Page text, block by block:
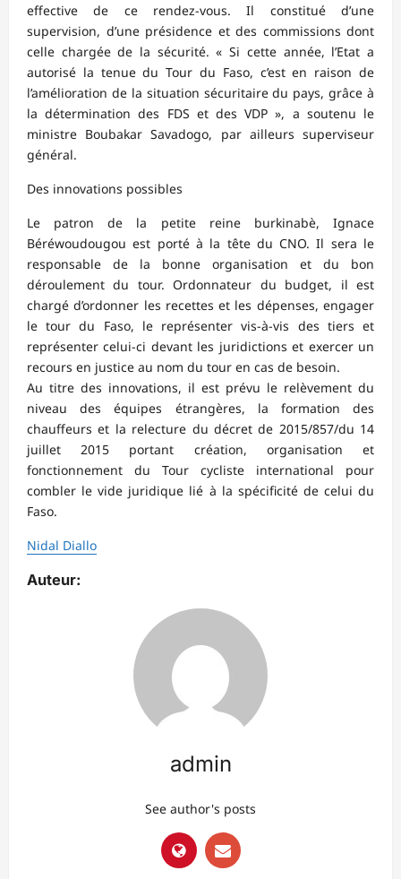
effective de ce rendez-vous. Il constitué d’une
supervision, d’une présidence et des commissions dont
celle chargée de la sécurité. « Si cette année, l’Etat a
autorisé la tenue du Tour du Faso, c’est en raison de
l’amélioration de la situation sécuritaire du pays, grâce à
la détermination des FDS et des VDP », a soutenu le
ministre Boubakar Savadogo, par ailleurs superviseur
général.
Des innovations possibles
Le patron de la petite reine burkinabè, Ignace
Béréwoudougou est porté à la tête du CNO. Il sera le
responsable de la bonne organisation et du bon
déroulement du tour. Ordonnateur du budget, il est
chargé d’ordonner les recettes et les dépenses, engager
le tour du Faso, le représenter vis-à-vis des tiers et
représenter celui-ci devant les juridictions et exercer un
recours en justice au nom du tour en cas de besoin.
Au titre des innovations, il est prévu le relèvement du
niveau des équipes étrangères, la formation des
chauffeurs et la relecture du décret de 2015/857/du 14
juillet 2015 portant création, organisation et
fonctionnement du Tour cycliste international pour
combler le vide juridique lié à la spécificité de celui du
Faso.
Nidal Diallo
Auteur:
admin
See author's posts